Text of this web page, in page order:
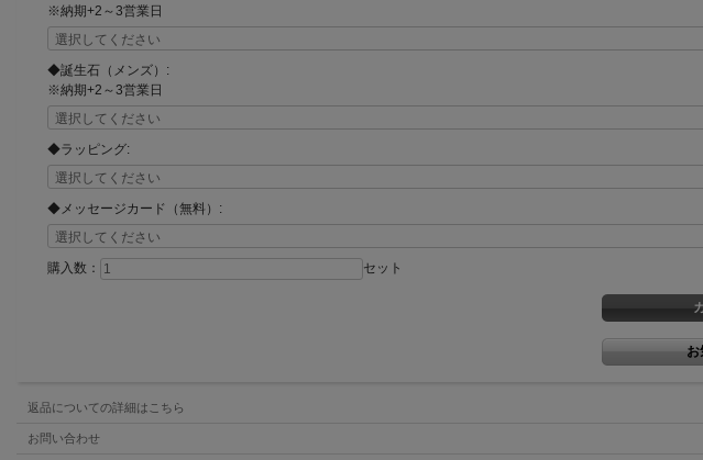
※納期+2～3営業日
◆誕生石（メンズ）:
※納期+2～3営業日
◆ラッピング:
◆メッセージカード（無料）:
購入数： セット
返品についての詳細はこちら
お問い合わせ